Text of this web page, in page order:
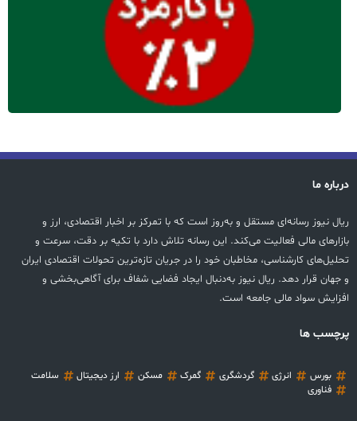
درباره ما
ریال نیوز رسانه‌ای مستقل و به‌روز است که با تمرکز بر اخبار اقتصادی، ارز و
بازارهای مالی فعالیت می‌کند. این رسانه تلاش دارد با تکیه بر دقت، سرعت و
تحلیل‌های کارشناسی، مخاطبان خود را در جریان تازه‌ترین تحولات اقتصادی ایران
و جهان قرار دهد. ریال نیوز به‌دنبال ایجاد فضایی شفاف برای آگاهی‌بخشی و
افزایش سواد مالی جامعه است.
پرچسب ها
بورس انرژی گردشگری گمرک مسکن ارز دیجیتال
سلامت
فناوری